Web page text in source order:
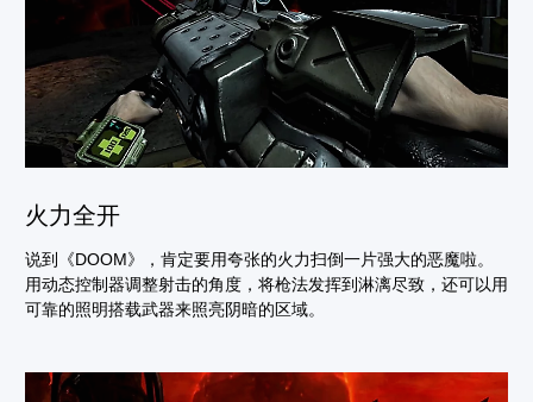
火力全开
说到《DOOM》，肯定要用夸张的火力扫倒一片强大的恶魔啦。
用动态控制器调整射击的角度，将枪法发挥到淋漓尽致，还可以用
可靠的照明搭载武器来照亮阴暗的区域。